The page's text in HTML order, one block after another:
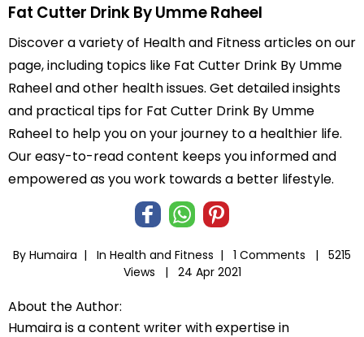
Fat Cutter Drink By Umme Raheel
Discover a variety of Health and Fitness articles on our
page, including topics like Fat Cutter Drink By Umme
Raheel and other health issues. Get detailed insights
and practical tips for Fat Cutter Drink By Umme
Raheel to help you on your journey to a healthier life.
Our easy-to-read content keeps you informed and
empowered as you work towards a better lifestyle.
By Humaira | In Health and Fitness | 1 Comments |
5215
Views |
24 Apr 2021
About the Author:
Humaira is a content writer with expertise in